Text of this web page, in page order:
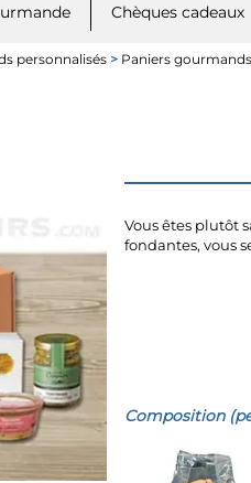
Chèques cadeaux
personnalisés > Paniers gourmands
Vous êtes plutôt
fondantes, vous
Composition